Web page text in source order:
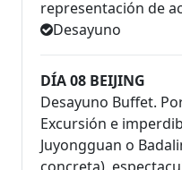
representación de
Desayuno
DÍA 08 BEIJING
Desayuno Buffet.
Excursión e
Juyongguan o